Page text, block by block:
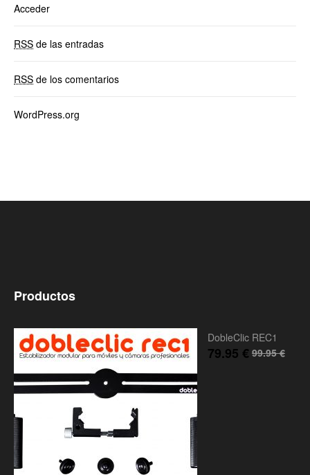
Acceder
RSS de las entradas
RSS de los comentarios
WordPress.org
Productos
DobleClic REC1
99.95€
79.95 €